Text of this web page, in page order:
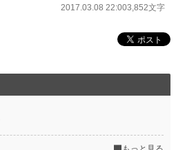
2017.03.08 22:003,852文字